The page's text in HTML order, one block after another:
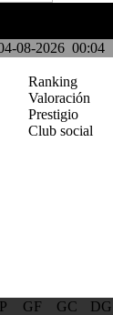
08-2026 00:04
Ranking
Valoración
Prestigio
Club social
GF GC DG